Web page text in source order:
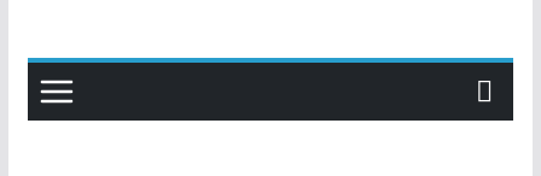
content